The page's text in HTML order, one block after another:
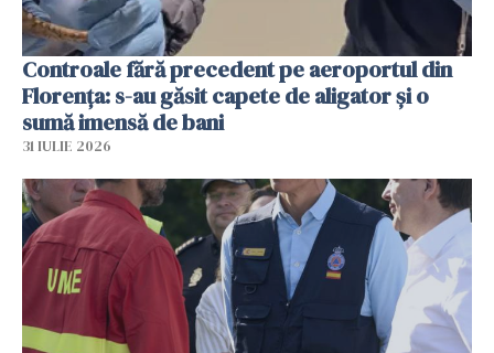
Controale fără precedent pe aeroportul din
Florența: s-au găsit capete de aligator și o
sumă imensă de bani
31 IULIE 2026